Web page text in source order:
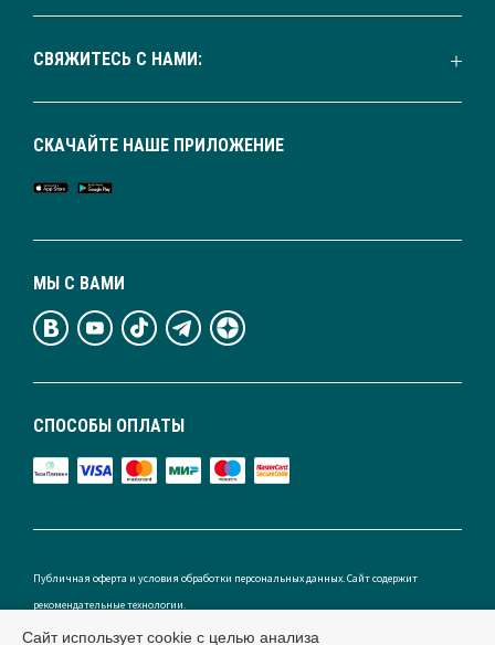
СВЯЖИТЕСЬ С НАМИ:
СПОСОБЫ ОПЛАТЫ
МЫ С ВАМИ
СКАЧАЙТЕ НАШЕ ПРИЛОЖЕНИЕ
Публичная оферта и условия обработки персональных данных. Сайт содержит
рекомендательные технологии.
Сайт использует cookie с целью анализа